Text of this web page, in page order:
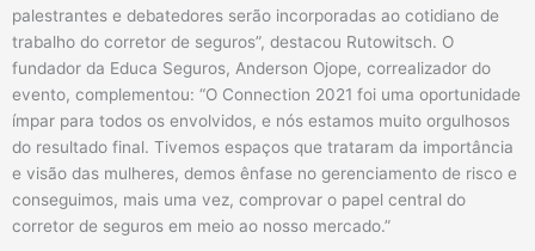
palestrantes e debatedores serão incorporadas ao cotidiano de
trabalho do corretor de seguros”, destacou Rutowitsch. O
fundador da Educa Seguros, Anderson Ojope, correalizador do
evento, complementou: “O Connection 2021 foi uma oportunidade
ímpar para todos os envolvidos, e nós estamos muito orgulhosos
do resultado final. Tivemos espaços que trataram da importância
e visão das mulheres, demos ênfase no gerenciamento de risco e
conseguimos, mais uma vez, comprovar o papel central do
corretor de seguros em meio ao nosso mercado.”